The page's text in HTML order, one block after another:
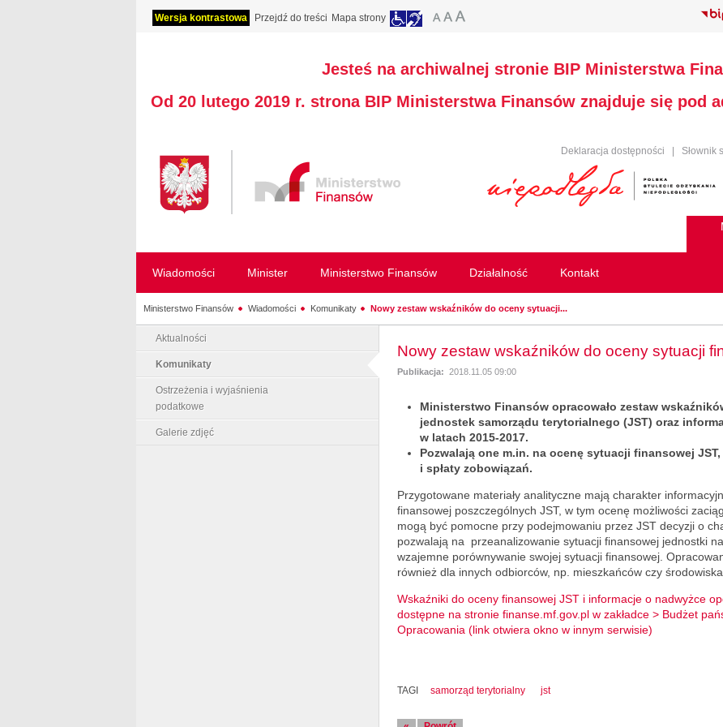
Wersja kontrastowa Przejdź do treści Mapa strony
Jesteś na archiwalnej stronie BIP Ministerstwa
Od 20 lutego 2019 r. strona BIP Ministerstwa Finansów znajduje się pod
Deklaracja dostępności Słownik
Wiadomości Minister Ministerstwo Finansów Działalność Kontakt
Ministerstwo Finansów Wiadomości Komunikaty Nowy zestaw wskaźników do oceny sytuacji...
Aktualności
Komunikaty
Ostrzeżenia i wyjaśnienia
podatkowe
Galerie zdjęć
Nowy zestaw wskaźników do oceny sytuacji
Publikacja: 2018.11.05 09:00
Ministerstwo Finansów opracowało zestaw
jednostek samorządu terytorialnego (JST) oraz
w latach 2015-2017.
Pozwalają one m.in. na ocenę sytuacji finansowej
i spłaty zobowiązań.
Przygotowane materiały analityczne mają charakter
finansowej poszczególnych JST, w tym ocenę możliwości
mogą być pomocne przy podejmowaniu przez JST decyzji o
pozwalają na przeanalizowanie sytuacji finansowej jednostki
wzajemne porównywanie swojej sytuacji finansowej.
również dla innych odbiorców, np. mieszkańców czy
Wskaźniki do oceny finansowej JST i informacje o nadwyżce
dostępne na stronie finanse.mf.gov.pl w zakładce > Budżet
Opracowania (link otwiera okno w innym serwisie)
TAGI samorząd terytorialny jst